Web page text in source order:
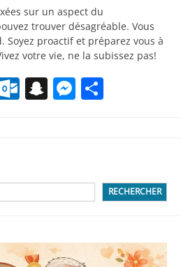
sur un aspect du
trouver désagréable. Vous
Soyez proactif et préparez vous à
votre vie, ne la subissez pas!
Outlook.com
Snapchat
RECHERCHER